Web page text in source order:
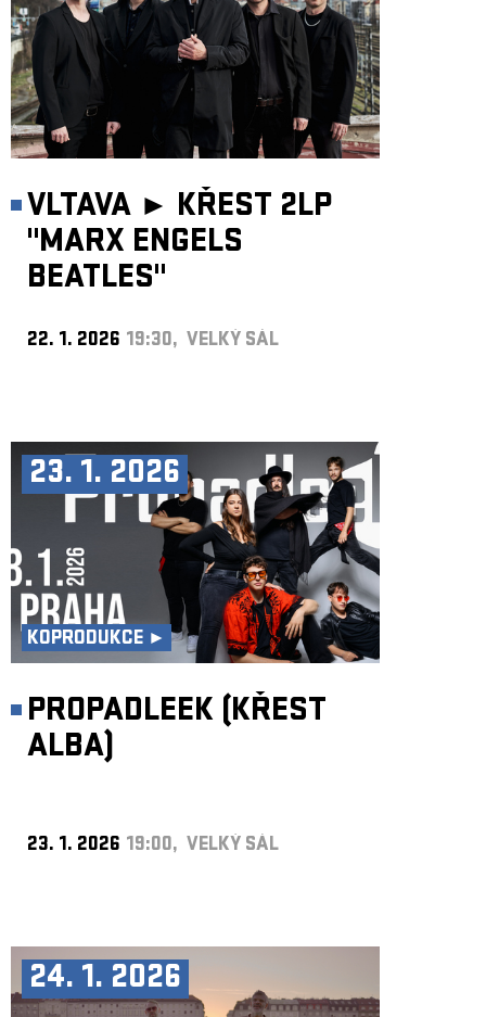
VLTAVA ► KŘEST 2LP
"MARX ENGELS
BEATLES"
22. 1. 2026 19:30, VELKÝ SÁL
23. 1. 2026
KOPRODUKCE ►
PROPADLEEK (KŘEST
ALBA)
23. 1. 2026 19:00, VELKÝ SÁL
24. 1. 2026